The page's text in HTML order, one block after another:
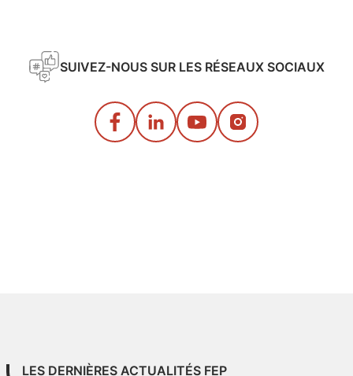
SUIVEZ-NOUS SUR LES RÉSEAUX SOCIAUX
LES DERNIÈRES ACTUALITÉS FEP